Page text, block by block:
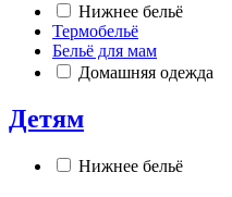
Нижнее бельё
Термобельё
Бельё для мам
Домашняя одежда
Детям
Нижнее бельё